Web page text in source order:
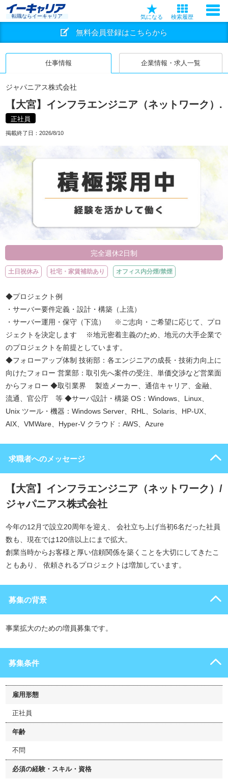
転職ならイーキャリア 気になる 検索履歴
無料会員登録はこちらから
仕事情報 企業情報・求人一覧
ジャパニアス株式会社
【大宮】インフラエンジニア（ネットワーク）.
正社員
掲載終了日： 2026/8/10
完全週休2日制
土日祝休み 社宅・家賃補助あり オフィス内分煙/禁煙
◆プロジェクト例
・サーバー要件定義・設計・構築（上流）
・サーバー運用・保守（下流） ※ご志向・ご希望に応じて、プロ
ジェクトを決定します ※地元密着主義のため、地元の大手企業で
のプロジェクトを前提としています。
◆フォローアップ体制 技術部：各エンジニアの成長・技術力向上に
向けたフォロー 営業部：取引先へ案件の受注、単価交渉など営業面
からフォロー ◆取引業界 製造メーカー、通信キャリア、金融、
流通、官公庁 等 ◆サーバ設計・構築 OS：Windows、Linux、
Unix ツール・機器：Windows Server、RHL、Solaris、HP-UX、
AIX、VMWare、Hyper-V クラウド：AWS、Azure
求職者へのメッセージ
【大宮】インフラエンジニア（ネットワーク）/
ジャパニアス株式会社
今年の12月で設立20周年を迎え、 会社立ち上げ当初6名だった社員
数も、現在では120倍以上にまで拡大。
創業当時からお客様と厚い信頼関係を築くことを大切にしてきたこ
ともあり、 依頼されるプロジェクトは増加しています。
募集の背景
事業拡大のための増員募集です。
募集条件
雇用形態
正社員
年齢
不問
必須の経験・スキル・資格